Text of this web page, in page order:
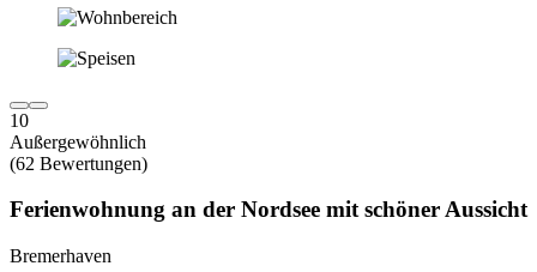
10
Außergewöhnlich
(62 Bewertungen)
Ferienwohnung an der Nordsee mit schöner Aussicht
Bremerhaven